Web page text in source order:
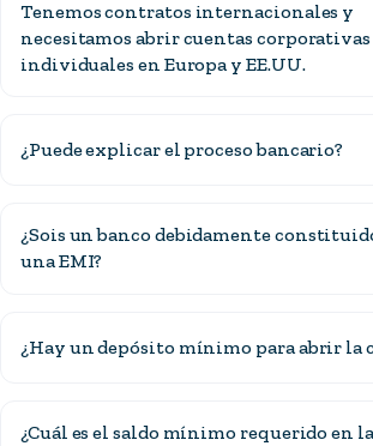
Tenemos contratos internacionales y
necesitamos abrir cuentas corporativas
individuales en Europa y EE.UU.
¿Puede explicar el proceso bancario?
¿Sois un banco debidamente
una EMI?
¿Hay un depósito mínimo para abrir la
¿Cuál es el saldo mínimo requerido en